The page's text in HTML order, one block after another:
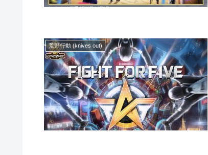
荒野行動 (knives out)